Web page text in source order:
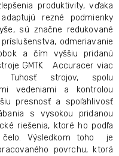
produktivity, vďaka
rezné podmienky
sú značne redukované
odmeriavanie
a čím vyššiu pridanú
GMTK Accuracer viac
Tuhosť strojov, spolu
vedeniami a kontrolou
presnosť a spoľahlivosť
s vysokou pridanou
riešenia, ktoré ho podľa
čelo. Výsledkom toho je
povrchu, ktorá